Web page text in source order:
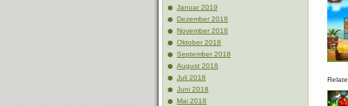
Januar 2019
Dezember 2018
November 2018
Oktober 2018
September 2018
August 2018
Juli 2018
Juni 2018
Mai 2018